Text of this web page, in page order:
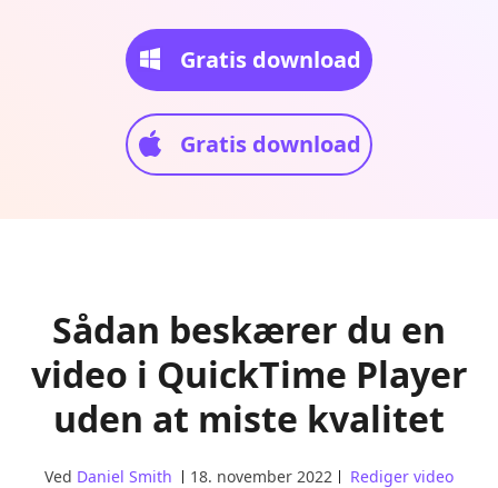
Gratis download
Gratis download
Sådan beskærer du en
video i QuickTime Player
uden at miste kvalitet
Ved Daniel Smith 18. november 2022 Rediger video